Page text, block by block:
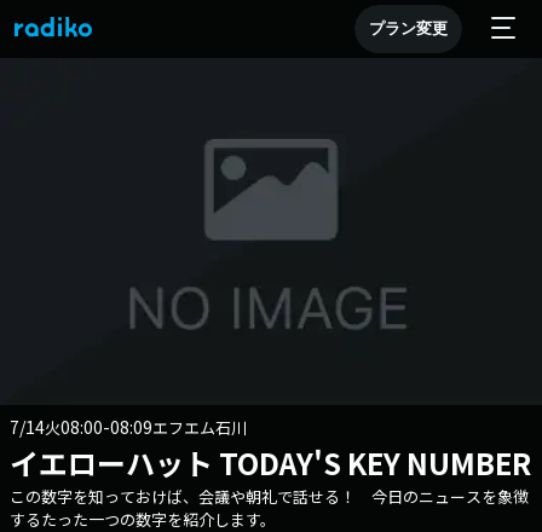
プラン変更
7/14火08:00-08:09エフエム石川
イエローハット TODAY'S KEY NUMBER
この数字を知っておけば、会議や朝礼で話せる！ 今日のニュースを象徴
するたった一つの数字を紹介します。